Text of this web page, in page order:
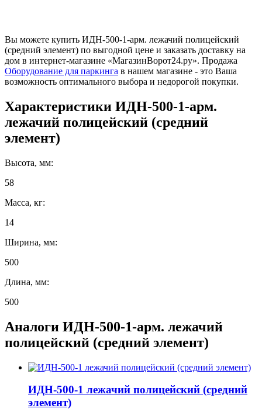
Вы можете купить ИДН-500-1-арм. лежачий полицейский
(средний элемент) по выгодной цене и заказать доставку на
дом в интернет-магазине «МагазинВорот24.ру». Продажа
Оборудование для паркинга в нашем магазине - это Ваша
возможность оптимального выбора и недорогой покупки.
Характеристики ИДН-500-1-арм.
лежачий полицейский (средний
элемент)
Высота, мм:
58
Масса, кг:
14
Ширина, мм:
500
Длина, мм:
500
Аналоги ИДН-500-1-арм. лежачий
полицейский (средний элемент)
ИДН-500-1 лежачий полицейский (средний
элемент)